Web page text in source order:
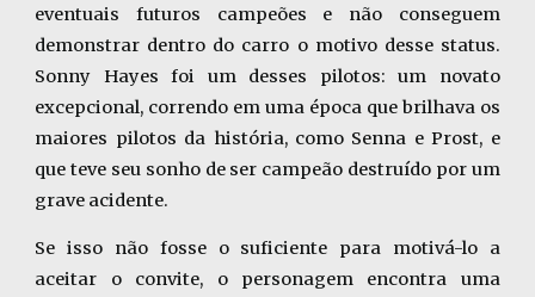
eventuais futuros campeões e não conseguem
demonstrar dentro do carro o motivo desse status.
Sonny Hayes foi um desses pilotos: um novato
excepcional, correndo em uma época que brilhava os
maiores pilotos da história, como Senna e Prost, e
que teve seu sonho de ser campeão destruído por um
grave acidente.
Se isso não fosse o suficiente para motivá-lo a
aceitar o convite, o personagem encontra uma